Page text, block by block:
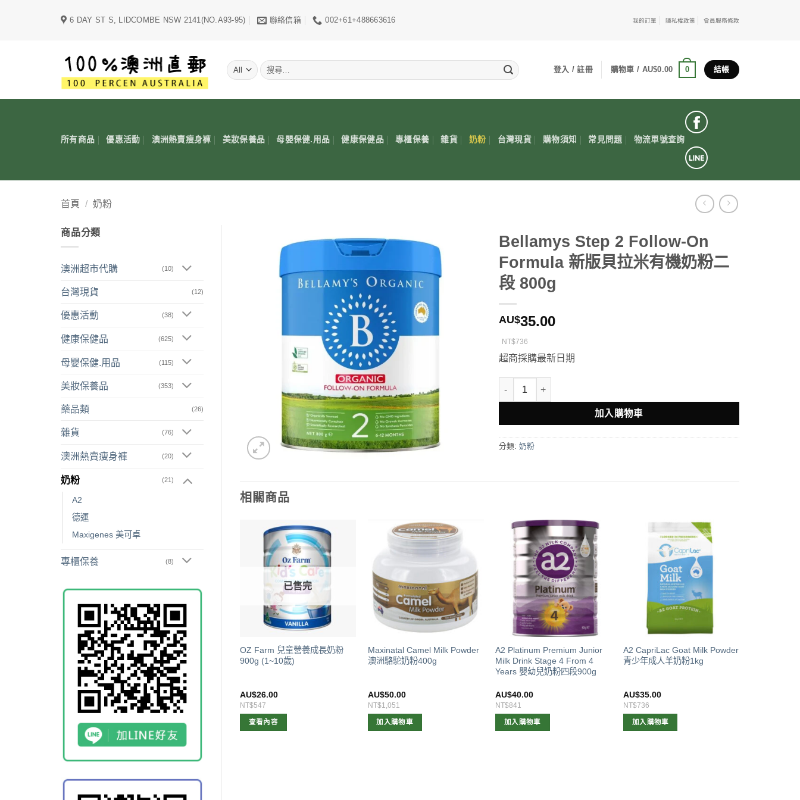
6 DAY ST S, LIDCOMBE NSW 2141(NO.A93-95) 聯絡信箱 002+61+488663616 我的訂單 隱私權政策 會員服務條款
搜
尋
鍵
登入 / 註冊 購物車 / AU$0.00 0 結帳
所有商品 優惠活動 澳洲熱賣瘦身褲 美妝保養品 母嬰保健.用品 健康保健品 專櫃保養 雜貨 奶粉 台灣現貨 購物須知 常見問題 物流單號查詢
首頁 / 奶粉
商品分類
澳洲超市代購 (10)
台灣現貨 (12)
優惠活動 (38)
健康保健品 (625)
母嬰保健.用品 (115)
美妝保養品 (353)
藥品類 (26)
雜貨 (76)
澳洲熱賣瘦身褲 (20)
奶粉 (21)
A2
德運
Maxigenes 美可卓
專櫃保養 (8)
Bellamys Step 2 Follow-On
Formula 新版貝拉米有機奶粉二
段 800g
AU$35.00
NT$736
超商採購最新日期
Bellamys Step 2 Follow-On Formula 新版貝拉米有機奶粉二段 800g 數量
加入購物車
分類: 奶粉
相關商品
已售完
OZ Farm 兒童營養成長奶粉
900g (1~10歲)
AU$26.00
NT$547
查看內容
Maxinatal Camel Milk Powder
澳洲駱駝奶粉400g
AU$50.00
NT$1,051
加入購物車
A2 Platinum Premium Junior
Milk Drink Stage 4 From 4
Years 嬰幼兒奶粉四段900g
AU$40.00
NT$841
加入購物車
A2 CapriLac Goat Milk Powder
青少年成人羊奶粉1kg
AU$35.00
NT$736
加入購物車
1 Infant Milk Formula 有
配方奶粉ㄧ段800g（0-6
已售完
A2 兒童成長營養奶粉750G
(4~12歲)
AU$ 26.00
NT$547
查看內容